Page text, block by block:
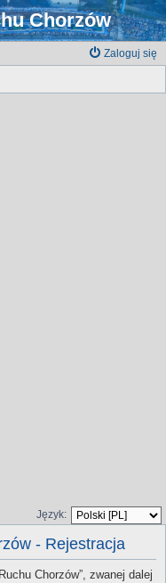
Chorzów
Zaloguj się
Język:
- Rejestracja
Chorzów”, zwanej dalej